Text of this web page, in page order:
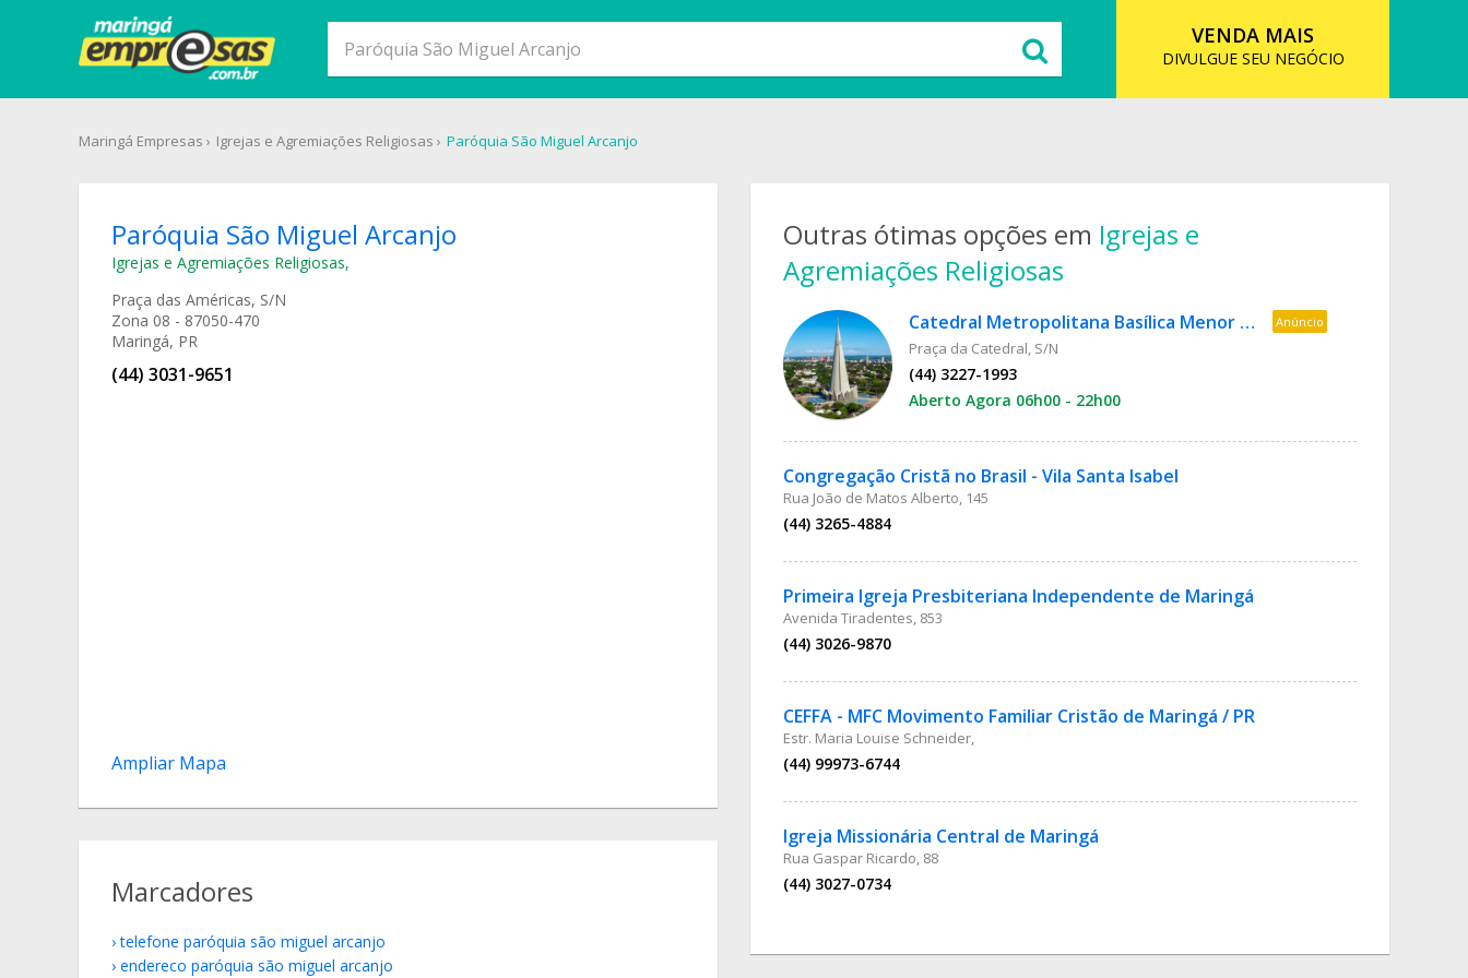
VENDA MAIS
DIVULGUE SEU NEGÓCIO
Maringá Empresas Igrejas e Agremiações Religiosas Paróquia São Miguel Arcanjo
Paróquia São Miguel Arcanjo
Igrejas e Agremiações Religiosas,
Praça das Américas, S/N
Zona 08 - 87050-470
Maringá, PR
(44) 3031-9651
Ampliar Mapa
Outras ótimas opções em Igrejas e
Agremiações Religiosas
Catedral Metropolitana Basílica Menor Nossa Senhora da Glória Anúncio
Praça da Catedral, S/N
(44) 3227-1993
Aberto Agora 06h00 - 22h00
Congregação Cristã no Brasil - Vila Santa Isabel
Rua João de Matos Alberto, 145
(44) 3265-4884
Primeira Igreja Presbiteriana Independente de Maringá
Avenida Tiradentes, 853
(44) 3026-9870
CEFFA - MFC Movimento Familiar Cristão de Maringá / PR
Estr. Maria Louise Schneider,
(44) 99973-6744
Igreja Missionária Central de Maringá
Rua Gaspar Ricardo, 88
(44) 3027-0734
Marcadores
telefone paróquia são miguel arcanjo
endereco paróquia são miguel arcanjo